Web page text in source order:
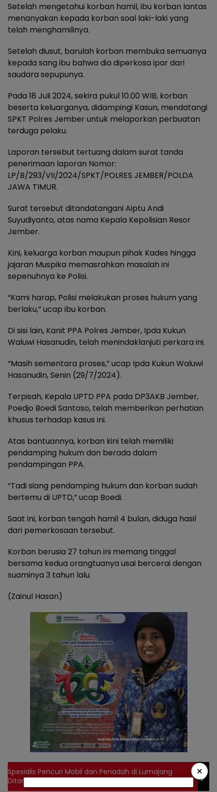
Setelah mengetahui korban hamil, ibu korban lantas
menanyakan kepada korban soal laki-laki yang
telah menghamilinya.
Setelah diusut, barulah korban membuka semuanya
kepada sang ibu bahwa dia diperkosa ipar dari
saudara sepupunya.
Pada 18 Juli 2024, sekira pukul 10.00 WIB, korban
beserta keluarganya, didampingi Kasun, mendatangi
SPKT Polres Jember untuk melaporkan perbuatan
terduga pelaku.
Laporan tersebut tertuang dalam surat tanda
penerimaan laporan Nomor:
LP/B/293/VII/2024/SPKT/POLRES JEMBER/POLDA
JAWA TIMUR.
Surat tersebut ditandatangani Aiptu Andi
Suyudiyanto, atas nama Kepala Kepolisian Resor
Jember.
Kini, keluarga korban maupun pihak Kades hingga
jajaran Muspika memasrahkan masalah ini
sepenuhnya ke Polisi.
“Kami harap, Polisi melakukan proses hukum yang
berlaku,” ucap ibu korban.
Di sisi lain, Kanit PPA Polres Jember, Ipda Kukun
Waluwi Hasanudin, telah menindaklanjuti perkara ini.
“Masih sementara proses,” ucap Ipda Kukun Waluwi
Hasanudin, Senin (29/7/2024).
Terpisah, Kepala UPTD PPA pada DP3AKB Jember,
Poedjo Boedi Santoso, telah memberikan perhatian
khusus terhadap kasus ini.
Atas bantuannya, korban kini telah memiliki
pendamping hukum dan berada dalam
pendampingan PPA.
“Tadi siang pendamping hukum dan korban sudah
bertemu di UPTD,” ucap Boedi.
Saat ini, korban tengah hamil 4 bulan, diduga hasil
dari pemerkosaan tersebut.
Korban berusia 27 tahun ini memang tinggal
bersama kedua orangtuanya usai bercerai dengan
suaminya 3 tahun lalu.
(Zainul Hasan)
Spesialis Pencuri Mobil dan Penadah di Lumajang
Ditangkap Polisi, Ini Pelakunya
×